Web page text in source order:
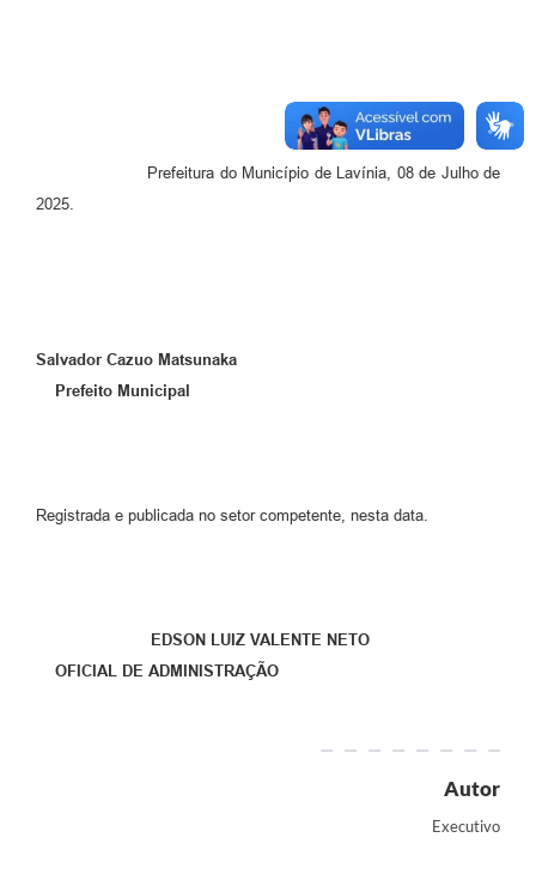
A Nossa Cidade
Prefeitura do Município de Lavínia, 08 de Julho de
2025.
Salvador Cazuo Matsunaka
Prefeito Municipal
Registrada e publicada no setor competente, nesta data.
EDSON LUIZ VALENTE NETO
OFICIAL DE ADMINISTRAÇÃO
Autor
Executivo